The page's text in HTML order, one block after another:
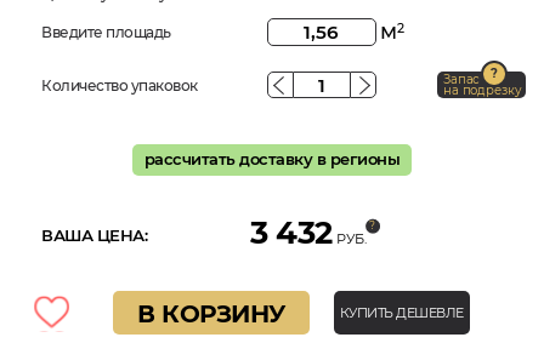
Введите площадь м2
Количество упаковок Запас
на подрезку
рассчитать доставку в регионы
ВАША ЦЕНА: 3 432 РУБ.
В КОРЗИНУ КУПИТЬ ДЕШЕВЛЕ